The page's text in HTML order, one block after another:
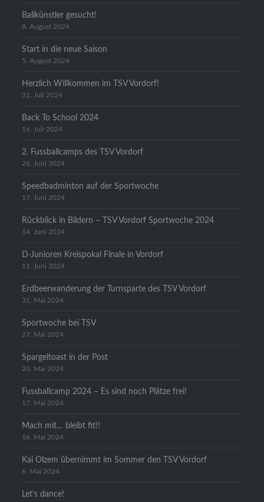
Ballkünstler gesucht!
8. August 2024
Start in die neue Saison
5. August 2024
Herzlich Willkommen im TSV Vordorf!
31. Juli 2024
Back To School 2024
16. Juli 2024
2. Fussballcamps des TSV Vordorf
26. Juni 2024
Speedbadminton auf der Sportwoche
17. Juni 2024
Rückblick in Bildern – TSV Vordorf Sportwoche 2024
14. Juni 2024
D-Junioren Kreispokal Finale in Vordorf
11. Juni 2024
Erdbeerwanderung der Turnsparte des TSV Vordorf
31. Mai 2024
Sportwoche bei TSV
27. Mai 2024
Spargeltoast in der Post
20. Mai 2024
Fussballcamp 2024 – Es sind noch Plätze frei!
17. Mai 2024
Mach mit… bleibt fit!!
16. Mai 2024
Kai Olzem übernimmt im Sommer den TSV Vordorf
6. Mai 2024
Let’s dance!